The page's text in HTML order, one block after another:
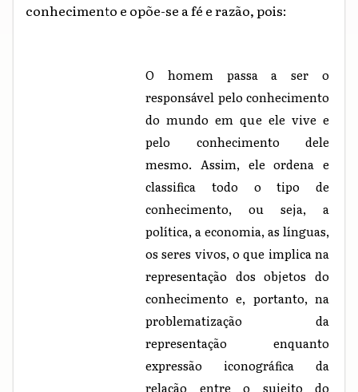
conhecimento e opõe-se a fé e razão, pois:
O homem passa a ser o
responsável pelo conhecimento
do mundo em que ele vive e
pelo conhecimento dele
mesmo. Assim, ele ordena e
classifica todo o tipo de
conhecimento, ou seja, a
política, a economia, as línguas,
os seres vivos, o que implica na
representação dos objetos do
conhecimento e, portanto, na
problematização da
representação enquanto
expressão iconográfica da
relação entre o sujeito do